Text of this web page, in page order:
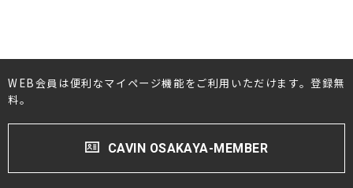
WEB会員は便利なマイページ機能をご利用いただけます。登録無
料。
CAVIN OSAKAYA-MEMBER